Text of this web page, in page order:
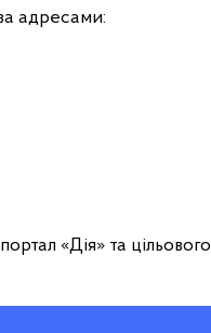
адресами:
«Дія» та цільового